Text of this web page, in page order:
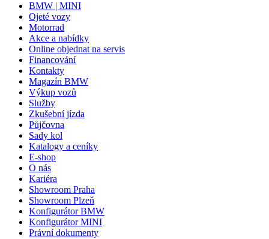
BMW | MINI
Ojeté vozy
Motorrad
Akce a nabídky
Online objednat na servis
Financování
Kontakty
Magazín BMW
Výkup vozů
Služby
Zkušební jízda
Půjčovna
Sady kol
Katalogy a ceníky
E-shop
O nás
Kariéra
Showroom Praha
Showroom Plzeň
Konfigurátor BMW
Konfigurátor MINI
Právní dokumenty